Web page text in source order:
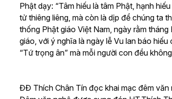
Phật dạy: “Tâm hiếu là tâm Phật, hạnh
tử thiêng liêng, mà còn là dịp để chúng ta
thống Phật giáo Việt Nam, ngày rằm
giáo, với ý nghĩa là ngày lễ Vu lan báo
“Tứ trọng ân” mà mỗi người con đều
ĐĐ Thích Chân Tín đọc khai mạc đêm văn